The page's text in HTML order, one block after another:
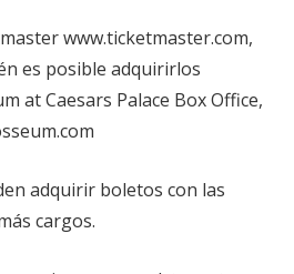
www.ticketmaster.com,
es posible adquirirlos
at Caesars Palace Box Office,
adquirir boletos con las
cargos.